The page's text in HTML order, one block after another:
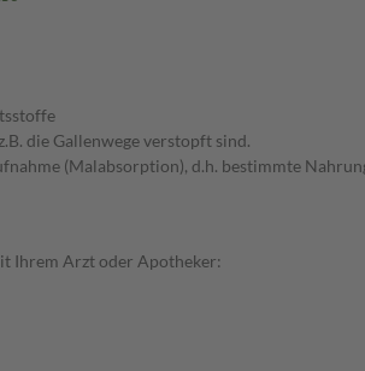
die Gallenwege verstopft sind.
(Malabsorption), d.h. bestimmte
Ihrem Arzt oder Apotheker: